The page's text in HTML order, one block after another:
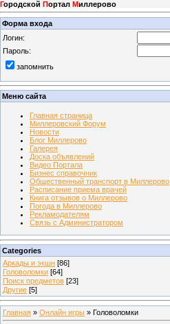
Городской Портал Миллерово
Форма входа
Логин:
Пароль:
запомнить
Меню сайта
Главная страница
Миллеровский Форум
Новости
Блог Миллерово
Галерея
Доска объявлений
Видео Портала
Бизнес справочник
Общественный транспорт в Миллерово
Расписание приема врачей
Книга отзывов о Миллерово
Погода в Миллерово
Рекламодателям
Связь с Администратором
Categories
Аркады и экшн [86]
Головоломки [64]
Поиск предметов [23]
Другие [5]
Главная » Онлайн игры » Головоломки